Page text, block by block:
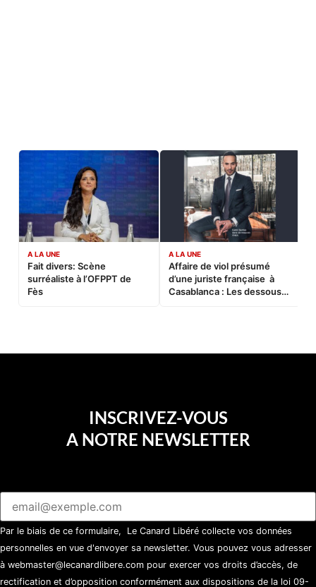
A LA UNE
Fait divers: Scène
surréaliste à l’OFPPT de
Fès
A LA UNE
Affaire de viol présumé
d’une juriste française à
Casablanca : Les dessous
INSCRIVEZ-VOUS
A NOTRE NEWSLETTER
Par le biais de ce formulaire, Le Canard Libéré collecte vos données
personnelles en vue d'envoyer sa newsletter. Vous pouvez vous adresser
à webmaster@lecanardlibere.com pour exercer vos droits d’accès, de
rectification et d’opposition conformément aux dispositions de la loi 09-